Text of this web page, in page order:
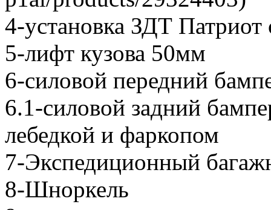
4-установка ЗДТ Патриот
5-лифт кузова 50мм
6-силовой передний
6.1-силовой задний
лебедкой и фаркопом
7-Экспедиционный
8-Шноркель